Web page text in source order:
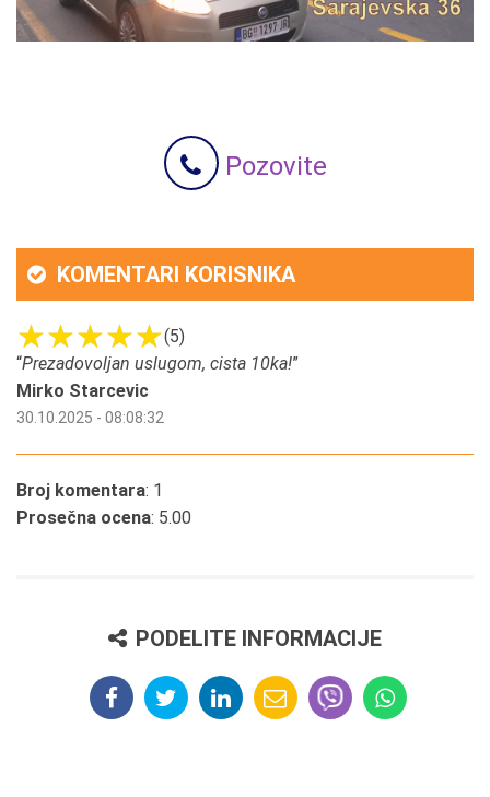
Pozovite
KOMENTARI KORISNIKA
(5)
“Prezadovoljan uslugom, cista 10ka!”
Mirko Starcevic
30.10.2025 - 08:08:32
Broj komentara: 1
Prosečna ocena: 5.00
PODELITE INFORMACIJE